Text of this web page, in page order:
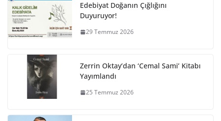
Edebiyat Doğanın Çığlığını
Duyuruyor!
29 Temmuz 2026
Zerrin Oktay’dan ‘Cemal Sami’ Kitabı
Yayımlandı
25 Temmuz 2026